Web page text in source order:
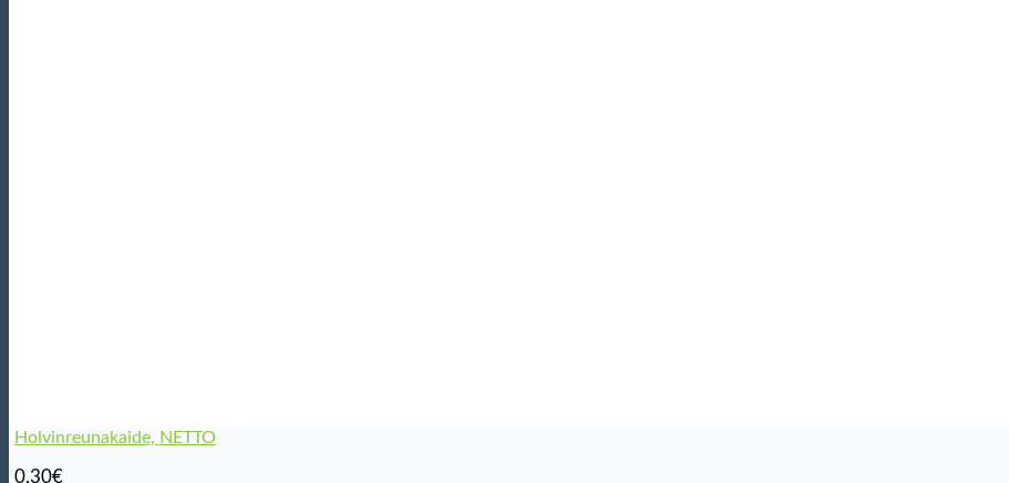
Holvinreunakaide, NETTO
0,30€